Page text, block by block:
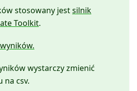
stosowany jestsilnik
Toolkit.
wystarczy zmienić
na csv.